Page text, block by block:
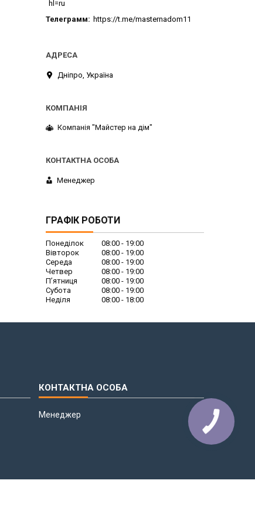
hl=ru
Телеграмм
https://t.me/masternadom11
Дніпро, Україна
Компанія "Майстер на дім"
Менеджер
ГРАФІК РОБОТИ
Понеділок 08:00
19:00
Вівторок
08:00
19:00
Середа
08:00
19:00
Четвер
08:00
19:00
Пʼятниця
08:00
19:00
Субота
08:00
19:00
Неділя
08:00 18:00
Менеджер